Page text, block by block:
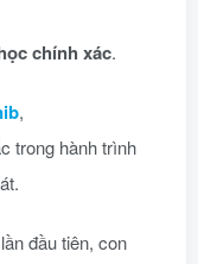
chính xác.
,
trong hành trình
đầu tiên, con